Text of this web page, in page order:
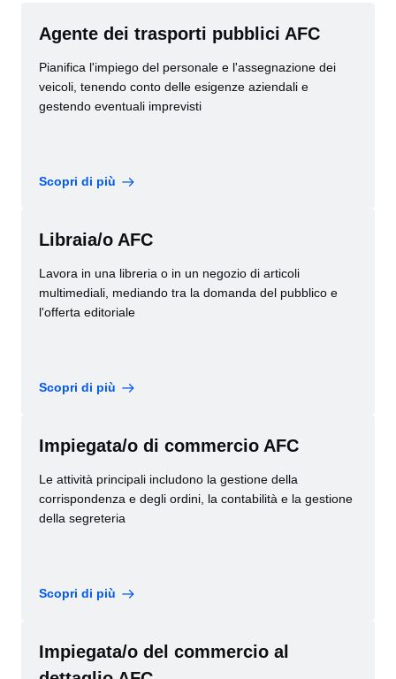
Agente dei trasporti pubblici AFC
Pianifica l'impiego del personale e l'assegnazione dei
veicoli, tenendo conto delle esigenze aziendali e
gestendo eventuali imprevisti
Scopri di più
Libraia/o AFC
Lavora in una libreria o in un negozio di articoli
multimediali, mediando tra la domanda del pubblico e
l'offerta editoriale
Scopri di più
Impiegata/o di commercio AFC
Le attività principali includono la gestione della
corrispondenza e degli ordini, la contabilità e la gestione
della segreteria
Scopri di più
Impiegata/o del commercio al